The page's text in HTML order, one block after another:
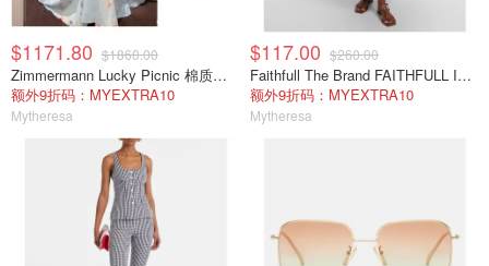
$1171.80 $1860.00
Zimmermann Lucky Picnic 棉质长连衣裙 花卉印花
额外9折码：MYEXTRA10
Mytheresa
$117.00 $260.00
Faithfull The Brand FAITHFULL Isla 短款上衣 白色
额外9折码：MYEXTRA10
Mytheresa